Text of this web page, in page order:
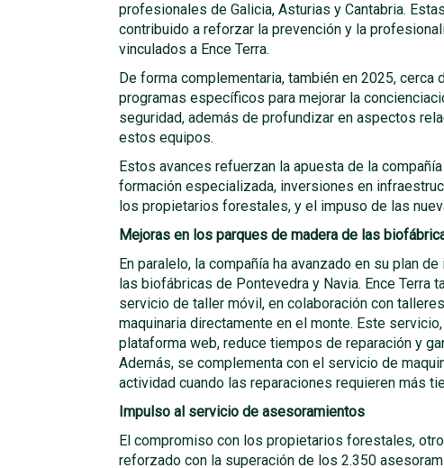
profesionales de Galicia, Asturias y Cantabria.
contribuido a reforzar la prevención y la
vinculados a Ence Terra.
De forma complementaria, también en 2025,
programas específicos para mejorar la
seguridad, además de profundizar en aspectos
estos equipos.
Estos avances refuerzan la apuesta de la
formación especializada, inversiones en
los propietarios forestales, y el impuso de las
Mejoras en los parques de madera de las
En paralelo, la compañía ha avanzado en su plan
las biofábricas de Pontevedra y Navia. Ence Terra
servicio de taller móvil, en colaboración con
maquinaria directamente en el monte. Este
plataforma web, reduce tiempos de reparación y
Además, se complementa con el servicio de
actividad cuando las reparaciones requieren más
Impulso al servicio de asesoramientos
El compromiso con los propietarios forestales,
reforzado con la superación de los 2.350